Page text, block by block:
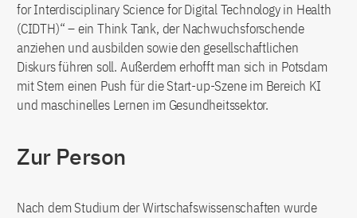
for Interdisciplinary Science for Digital Technology in Health
(CIDTH)“ – ein Think Tank, der Nachwuchsforschende
anziehen und ausbilden sowie den gesellschaftlichen
Diskurs führen soll. Außerdem erhofft man sich in Potsdam
mit Stern einen Push für die Start-up-Szene im Bereich KI
und maschinelles Lernen im Gesundheitssektor.
Zur Person
Nach dem Studium der Wirtschafswissenschaften wurde